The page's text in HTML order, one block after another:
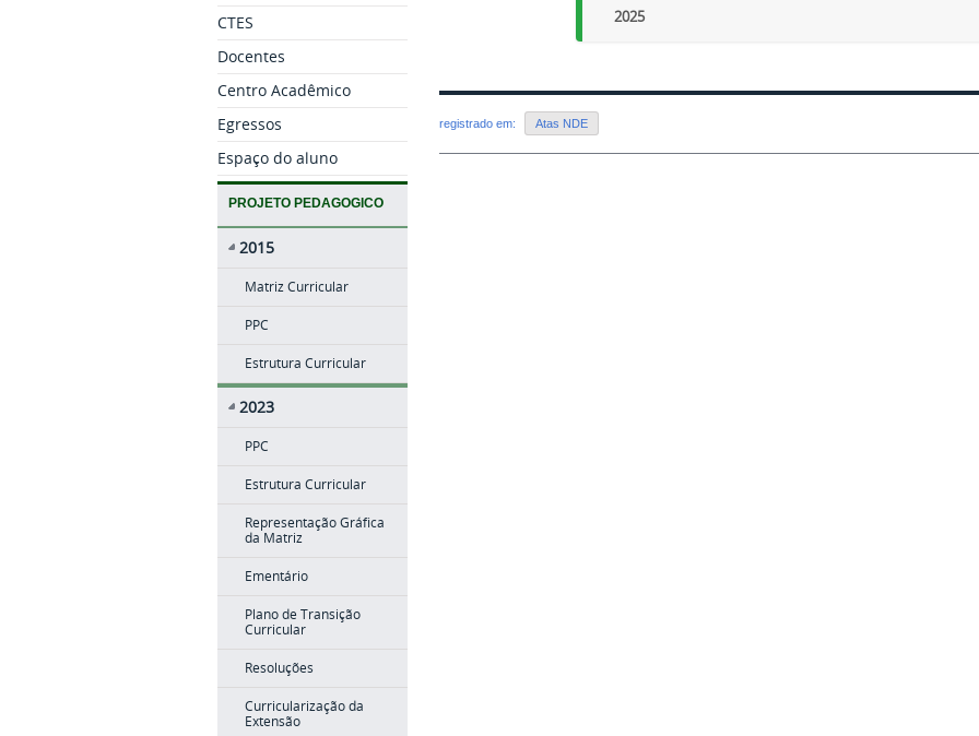
CTES
Docentes
Centro Acadêmico
Egressos
Espaço do aluno
PROJETO PEDAGOGICO
2015
Matriz Curricular
PPC
Estrutura Curricular
2023
PPC
Estrutura Curricular
Representação Gráfica
da Matriz
Ementário
Plano de Transição
Curricular
Resoluções
Curricularização da
Extensão
2025
registrado em: Atas NDE